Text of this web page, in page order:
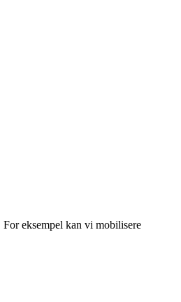
eksempel kan vi mobilisere